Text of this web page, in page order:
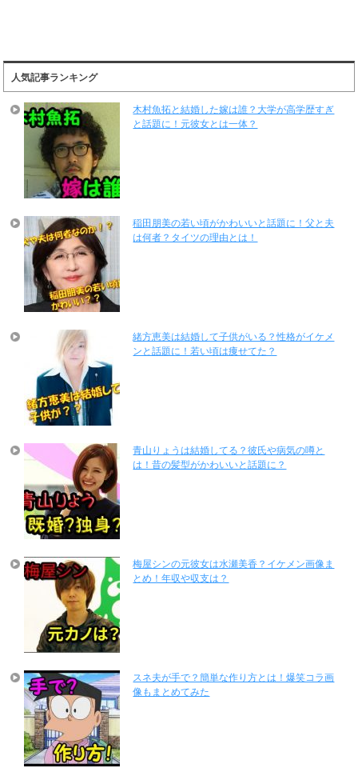
人気記事ランキング
木村魚拓と結婚した嫁は誰？大学が高学歴すぎ
と話題に！元彼女とは一体？
稲田朋美の若い頃がかわいいと話題に！父と夫
は何者？タイツの理由とは！
緒方恵美は結婚して子供がいる？性格がイケメ
ンと話題に！若い頃は痩せてた？
青山りょうは結婚してる？彼氏や病気の噂と
は！昔の髪型がかわいいと話題に？
梅屋シンの元彼女は水瀬美香？イケメン画像ま
とめ！年収や収支は？
スネ夫が手で？簡単な作り方とは！爆笑コラ画
像もまとめてみた